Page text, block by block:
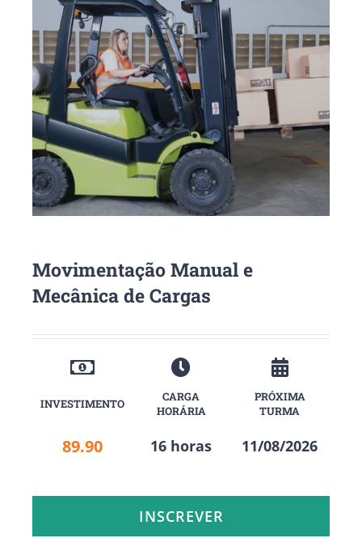
Movimentação Manual e
Mecânica de Cargas
INVESTIMENTO
CARGA
HORÁRIA
PRÓXIMA
TURMA
89.90 16 horas 11/08/2026
INSCREVER